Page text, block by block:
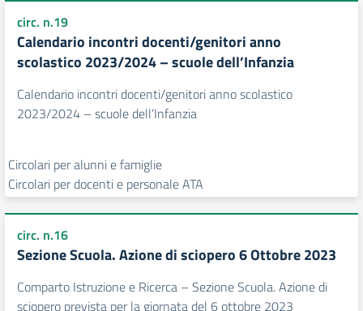
circ. n.19
Calendario incontri docenti/genitori anno
scolastico 2023/2024 – scuole dell’Infanzia
Calendario incontri docenti/genitori anno scolastico
2023/2024 – scuole dell’Infanzia
Circolari per alunni e famiglie
Circolari per docenti e personale ATA
circ. n.16
Sezione Scuola. Azione di sciopero 6 Ottobre 2023
Comparto Istruzione e Ricerca – Sezione Scuola. Azione di
sciopero prevista per la giornata del 6 ottobre 2023